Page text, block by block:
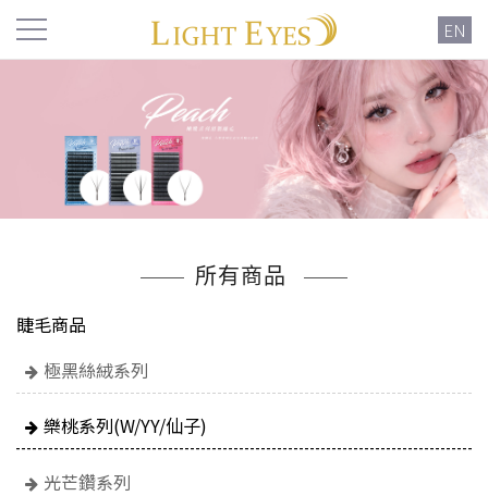
EN
所有商品
睫毛商品
極黑絲絨系列
樂桃系列(W/YY/仙子)
光芒鑽系列